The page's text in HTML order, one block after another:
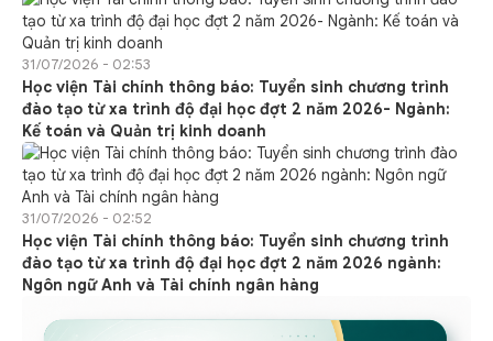
31/07/2026 - 02:53
Học viện Tài chính thông báo: Tuyển sinh chương trình
đào tạo từ xa trình độ đại học đợt 2 năm 2026- Ngành:
Kế toán và Quản trị kinh doanh
31/07/2026 - 02:52
Học viện Tài chính thông báo: Tuyển sinh chương trình
đào tạo từ xa trình độ đại học đợt 2 năm 2026 ngành:
Ngôn ngữ Anh và Tài chính ngân hàng